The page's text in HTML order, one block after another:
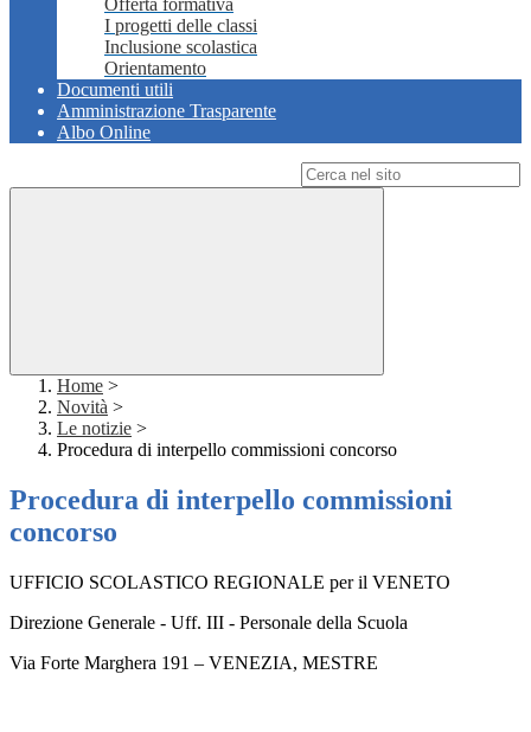
Offerta formativa
I progetti delle classi
Inclusione scolastica
Orientamento
Documenti utili
Amministrazione Trasparente
Albo Online
Home >
Novità >
Le notizie >
Procedura di interpello commissioni concorso
Procedura di interpello commissioni
concorso
UFFICIO SCOLASTICO REGIONALE per il VENETO
Direzione Generale - Uff. III - Personale della Scuola
Via Forte Marghera 191 – VENEZIA, MESTRE